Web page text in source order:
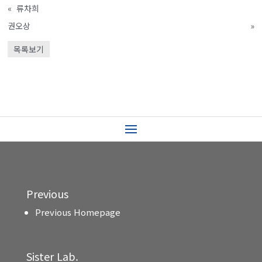
« 류차희
권오상
»
목록보기
Previous
Previous Homepage
Sister Lab.